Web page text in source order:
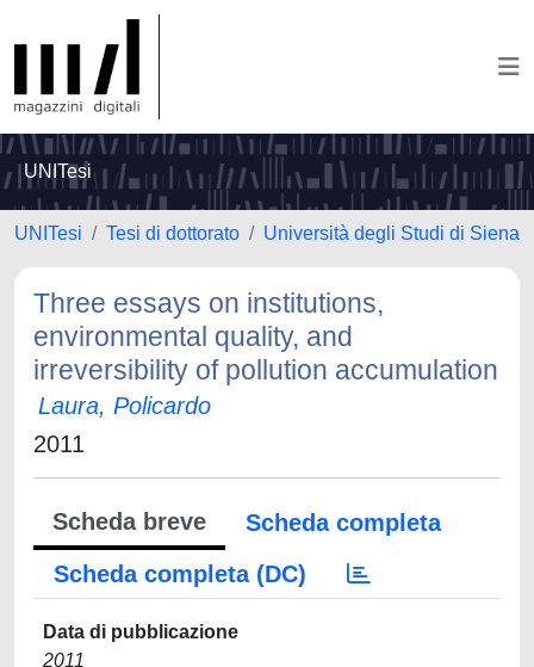
UNITesi
UNITesi Tesi di dottorato Università degli Studi di Siena
Three essays on institutions,
environmental quality, and
irreversibility of pollution accumulation
Laura, Policardo
2011
Scheda breve
Scheda completa
Scheda completa (DC)
Data di pubblicazione
2011